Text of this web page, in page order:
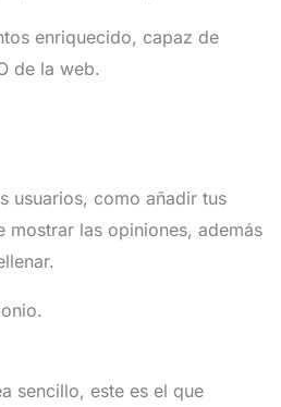
enriquecido, capaz de
de la web.
usuarios, como añadir tus
las opiniones, además
sencillo, este es el que